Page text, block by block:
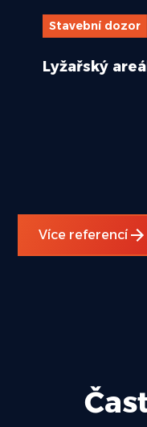
Stavební dozor
Lyžařský
Více referencí